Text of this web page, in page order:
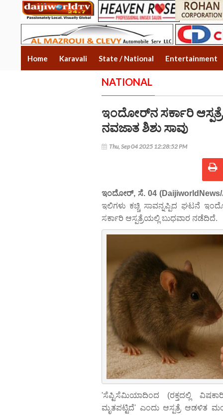
Home Karavali State / National Entertainment
NATIONAL
ಇಂದೋರ್‌ನ ಸರ್ಕಾರಿ
ನವಜಾತ ಶಿಶು ಸಾವು
Thu, Sep 04 2025 12:28:52 PM
ಇಂದೋರ್, ಸೆ. 04
ಇಲಿಗಳು ಕಚ್ಚಿ ಸಾವನ್ನಪ್ಪಿದ ಘಟನೆ
ಸರ್ಕಾರಿ ಆಸ್ಪತ್ರೆಯಲ್ಲಿ ಬುಧವಾರ ನಡೆದಿದೆ.
'ಸೆಪ್ಟಿಸೆಮಿಯಾದಿಂದ (ರಕ್ತದಲ್ಲಿ
ಮೃತಪಟ್ಟಿದೆ' ಎಂದು ಆಸ್ಪತ್ರೆ ಆಡಳಿತ